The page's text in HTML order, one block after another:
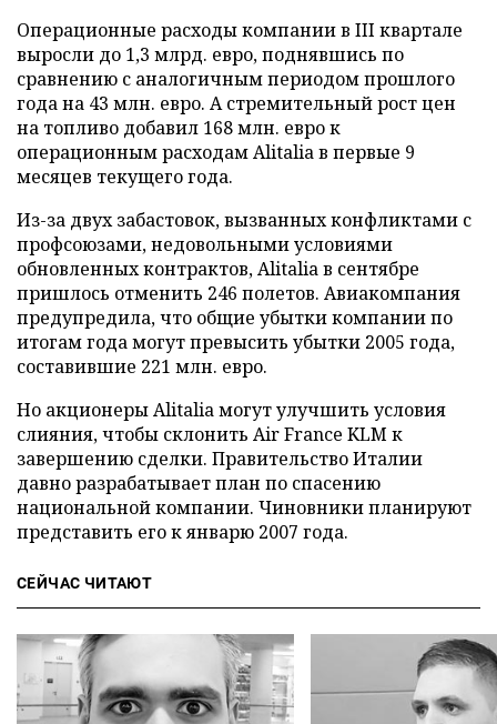
Операционные расходы компании в III квартале
выросли до 1,3 млрд. евро, поднявшись по
сравнению с аналогичным периодом прошлого
года на 43 млн. евро. А стремительный рост цен
на топливо добавил 168 млн. евро к
операционным расходам Alitalia в первые 9
месяцев текущего года.
Из-за двух забастовок, вызванных конфликтами с
профсоюзами, недовольными условиями
обновленных контрактов, Alitalia в сентябре
пришлось отменить 246 полетов. Авиакомпания
предупредила, что общие убытки компании по
итогам года могут превысить убытки 2005 года,
составившие 221 млн. евро.
Но акционеры Alitalia могут улучшить условия
слияния, чтобы склонить Air France KLM к
завершению сделки. Правительство Италии
давно разрабатывает план по спасению
национальной компании. Чиновники планируют
представить его к январю 2007 года.
СЕЙЧАС ЧИТАЮТ